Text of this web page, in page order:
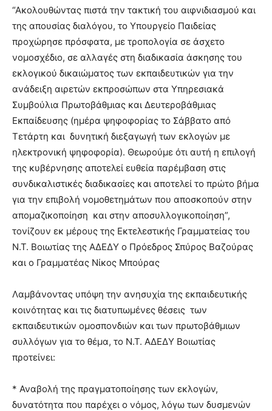
“Ακολουθώντας πιστά την τακτική του αιφνιδιασμού και
της απουσίας διαλόγου, το Υπουργείο Παιδείας
προχώρησε πρόσφατα, με τροπολογία σε άσχετο
νομοσχέδιο, σε αλλαγές στη διαδικασία άσκησης του
εκλογικού δικαιώματος των εκπαιδευτικών για την
ανάδειξη αιρετών εκπροσώπων στα Υπηρεσιακά
Συμβούλια Πρωτοβάθμιας και Δευτεροβάθμιας
Εκπαίδευσης (ημέρα ψηφοφορίας το Σάββατο από
Τετάρτη και δυνητική διεξαγωγή των εκλογών με
ηλεκτρονική ψηφοφορία). Θεωρούμε ότι αυτή η επιλογή
της κυβέρνησης αποτελεί ευθεία παρέμβαση στις
συνδικαλιστικές διαδικασίες και αποτελεί το πρώτο βήμα
για την επιβολή νομοθετημάτων που αποσκοπούν στην
απομαζικοποίηση και στην αποσυλλογικοποίηση”,
τονίζουν εκ μέρους της Εκτελεστικής Γραμματείας του
Ν.Τ. Βοιωτίας της ΑΔΕΔΥ ο Πρόεδρος Σπύρος Βαζούρας
και ο Γραμματέας Νίκος Μπούρας
Λαμβάνοντας υπόψη την ανησυχία της εκπαιδευτικής
κοινότητας και τις διατυπωμένες θέσεις των
εκπαιδευτικών ομοσπονδιών και των πρωτοβάθμιων
συλλόγων για το θέμα, το Ν.Τ. ΑΔΕΔΥ Βοιωτίας
προτείνει:
* Αναβολή της πραγματοποίησης των εκλογών,
δυνατότητα που παρέχει ο νόμος, λόγω των δυσμενών